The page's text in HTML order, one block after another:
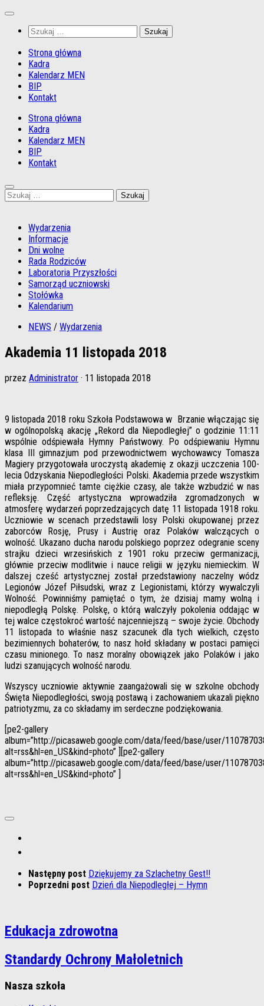
Przejdź
treści
Szukaj:
Strona główna
Kadra
Kalendarz MEN
BIP
Kontakt
Strona główna
Kadra
Kalendarz MEN
BIP
Kontakt
Szukaj:
Wydarzenia
Informacje
Dni wolne
Rada Rodziców
Laboratoria Przyszłości
Samorząd uczniowski
Stołówka
Kalendarium
NEWS / Wydarzenia
Akademia 11 listopada 2018
przez Administrator · 11 listopada 2018
9 listopada 2018 roku Szkoła Podstawowa w Brzanie włączając się
w ogólnopolską akację „Rekord dla Niepodległej” o godzinie 11:11
wspólnie odśpiewała Hymny Państwowy. Po odśpiewaniu Hymnu
klasa III gimnazjum pod przewodnictwem wychowawcy Tomasza
Magiery przygotowała uroczystą akademię z okazji uczczenia 100-
lecia Odzyskania Niepodległości Polski. Akademia przede wszystkim
miała przypomnieć tamte ciężkie czasy, ale także wzbudzić w nas
refleksję. Część artystyczna wprowadziła zgromadzonych w
atmosferę wydarzeń poprzedzających datę 11 listopada 1918 roku.
Uczniowie w scenach przedstawili losy Polski okupowanej przez
zaborców Rosję, Prusy i Austrię oraz Polaków walczących o
wolność. Ukazano ducha narodu polskiego poprzez odegranie sceny
strajku dzieci wrzesińskich z 1901 roku przeciw germanizacji,
głównie przeciw modlitwie i nauce religii w języku niemieckim. W
dalszej cześć artystycznej został przedstawiony naczelny wódz
Legionów Józef Piłsudski, wraz z Legionistami, którzy wywalczyli
Wolność. Powinniśmy pamiętać o tym, że dzisiaj mamy wolną i
niepodległą Polskę. Polskę, o którą walczyły pokolenia oddając w
tej walce częstokroć wartość najcenniejszą – swoje życie. Obchody
11 listopada to właśnie nasz szacunek dla tych wielkich, często
bezimiennych bohaterów, to nasz hołd składany w postaci pamięci
czasu minionego. To nasz moralny obowiązek jako Polaków i jako
ludzi szanujących wolność narodu.
Wszyscy uczniowie aktywnie zaangażowali się w szkolne obchody
Święta Niepodległości, swoją postawą i zachowaniem ukazali piękno
patriotyzmu, za co składamy im serdeczne podziękowania.
[pe2-gallery
album=”http://picasaweb.google.com/data/feed/base/user/
alt=rss&hl=en_US&kind=photo” ][pe2-gallery
album=”http://picasaweb.google.com/data/feed/base/user/
alt=rss&hl=en_US&kind=photo” ]
Następny post Dziękujemy za Szlachetny Gest!!
Poprzedni post Dzień dla Niepodległej – Hymn
Edukacja zdrowotna
Standardy Ochrony Małoletnich
Nasza szkoła